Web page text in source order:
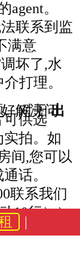
。
联系到监
满意
坏了,水
打理。
。对于
可供选
拍。如
间,您可以
话。
联系我们
10行））
帮助解